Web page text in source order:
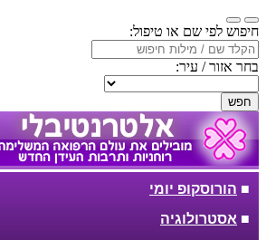
חיפוש לפי שם או טיפול:
בחר אזור / עיר:
חפש
■ הורוסקופ יומי
■ אסטרולוגיה